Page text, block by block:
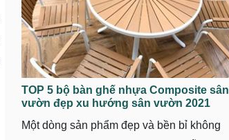
TOP 5 bộ bàn ghế nhựa Composite sân
vườn đẹp xu hướng sân vườn 2021
Một dòng sản phẩm đẹp và bền bỉ không